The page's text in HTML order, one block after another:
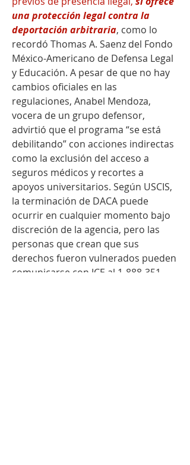
una protección legal contra la
deportación arbitraria, como lo
recordó Thomas A. Saenz del Fondo
México-Americano de Defensa Legal
y Educación. A pesar de que no hay
cambios oficiales en las
regulaciones, Anabel Mendoza,
vocera de un grupo defensor,
advirtió que el programa “se está
debilitando” con acciones indirectas
como la exclusión del acceso a
seguros médicos y recortes a
apoyos universitarios. Según USCIS,
la terminación de DACA puede
ocurrir en cualquier momento bajo
discreción de la agencia, pero las
personas que crean que sus
derechos fueron vulnerados pueden
comunicarse con ICE al 1-888-351-